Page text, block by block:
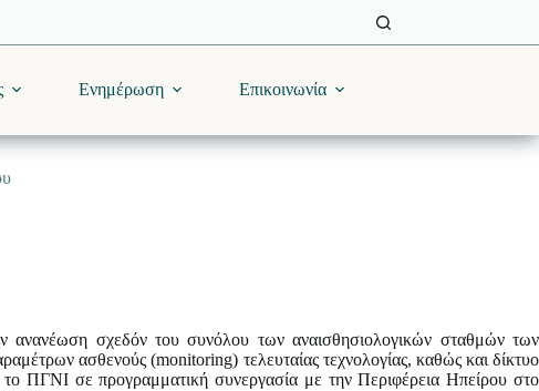
Ενημέρωση Επικοινωνία
ανανέωση σχεδόν του συνόλου των αναισθησιολογικών σταθμών των
ασθενούς (monitoring) τελευταίας τεχνολογίας, καθώς και δίκτυο
ΠΓΝΙ σε προγραμματική συνεργασία με την Περιφέρεια Ηπείρου στο